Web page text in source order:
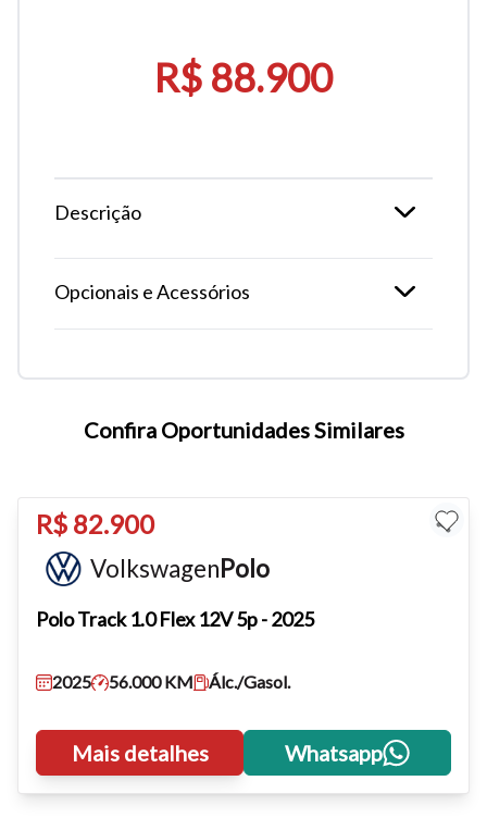
Tamanho do texto
Para aumentar ou diminuir a fonte em nosso site, utilize os
atalhos Ctrl+ (para aumentar) e Ctrl- (para diminuir) no seu
teclado.
R$ 88.900
Descrição
Opcionais e Acessórios
Confira Oportunidades Similares
R$ 82.900
Volkswagen Polo
PoloTrack 1.0 Flex 12V 5p - 2025
2025 56.000 KM Álc./Gasol.
Mais detalhes Whatsapp